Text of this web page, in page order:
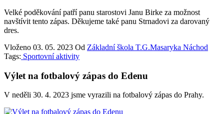
Velké poděkování patří panu starostovi Janu Birke za možnost
navštívit tento zápas. Děkujeme také panu Strnadovi za darovaný
dres.
Vloženo 03. 05. 2023 Od Základní škola T.G.Masaryka Náchod
Tags: Sportovní aktivity
Výlet na fotbalový zápas do Edenu
V neděli 30. 4. 2023 jsme vyrazili na fotbalový zápas do Prahy.